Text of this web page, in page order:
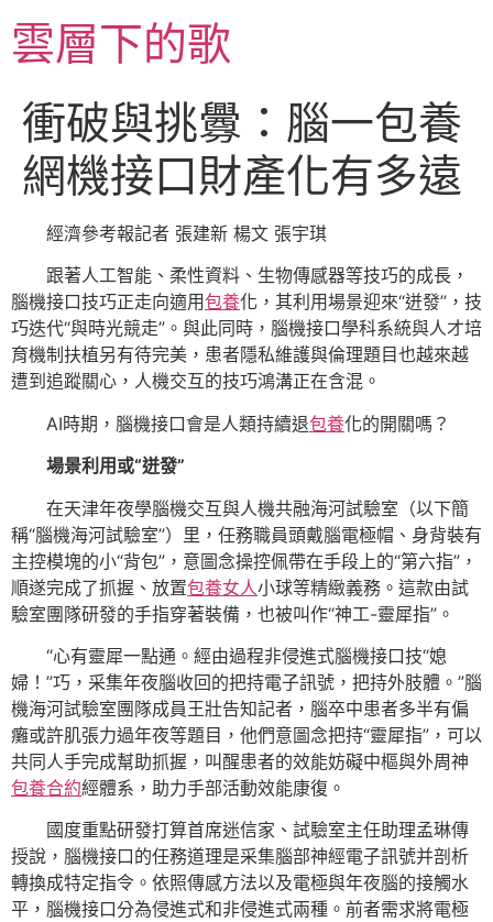
至雲層下的歌
衝破與挑釁：腦一包養
網機接口財產化有多遠
經濟參考報記者 張建新 楊文 張宇琪
跟著人工智能、柔性資料、生物傳感器等技巧的成長，
腦機接口技巧正走向適用包養化，其利用場景迎來“迸發”，技
巧迭代“與時光競走”。與此同時，腦機接口學科系統與人才培
育機制扶植另有待完美，患者隱私維護與倫理題目也越來越
遭到追蹤關心，人機交互的技巧鴻溝正在含混。
AI時期，腦機接口會是人類持續退包養化的開關嗎？
場景利用或“迸發”
在天津年夜學腦機交互與人機共融海河試驗室（以下簡
稱“腦機海河試驗室”）里，任務職員頭戴腦電極帽、身背裝有
主控模塊的小“背包”，意圖念操控佩帶在手段上的“第六指”，
順遂完成了抓握、放置包養女人小球等精緻義務。這款由試
驗室團隊研發的手指穿著裝備，也被叫作“神工-靈犀指”。
“心有靈犀一點通。經由過程非侵進式腦機接口技“媳
婦！”巧，采集年夜腦收回的把持電子訊號，把持外肢體。”腦
機海河試驗室團隊成員王壯告知記者，腦卒中患者多半有偏
癱或許肌張力過年夜等題目，他們意圖念把持“靈犀指”，可以
共同人手完成幫助抓握，叫醒患者的效能妨礙中樞與外周神
包養合約經體系，助力手部活動效能康復。
國度重點研發打算首席迷信家、試驗室主任助理孟琳傳
授說，腦機接口的任務道理是采集腦部神經電子訊號并剖析
轉換成特定指令。依照傳感方法以及電極與年夜腦的接觸水
平，腦機接口分為侵進式和非侵進式兩種。前者需求將電極